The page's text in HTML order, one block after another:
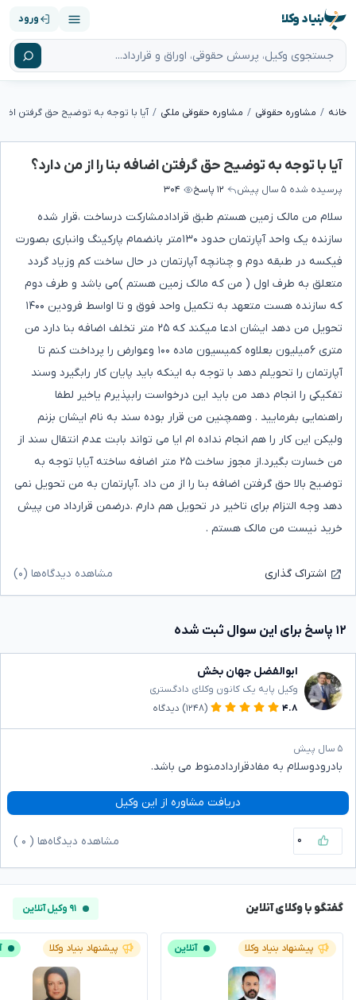
بنیاد وکلا ورود
خانه مشاوره حقوقی مشاوره حقوقی ملکی
آیا با توجه به توضیح حق گرفتن اضافه بنا را از من دارد؟
پرسیده شده ۵ سال پیش ۱۲ پاسخ ۳۰۴
سلام من مالک زمین هستم طبق قرادادمشارکت درساخت ،قرار شده
سازنده یک واحد آپارتمان حدود ۱۳۰متر بانضمام پارکینگ وانباری بصورت
فیکسه در طبقه دوم و چنانچه آپارتمان در حال ساخت کم وزیاد گردد
متعلق به طرف اول ( من که مالک زمین هستم )می باشد و طرف دوم
که سازنده هست متعهد به تکمیل واحد فوق و تا اواسط فرودین ۱۴۰۰
تحویل من دهد ایشان ادعا میکند که ۲۵ متر تخلف اضافه بنا دارد من
متری ۶میلیون بعلاوه کمیسیون ماده ۱۰۰ وعوارض را پرداخت کنم تا
آپارتمان را تحویلم دهد با توجه به اینکه باید پایان کار رابگیرد وسند
تفکیکی را انجام دهد من باید این درخواست رابپذیرم یاخیر لطفا
راهنمایی بفرمایید . وهمچنین من قرار بوده سند به نام ایشان بزنم
ولیکن این کار را هم انجام نداده ام ایا می تواند بابت عدم انتقال سند از
من خسارت بگیرد.از مجوز ساخت ۲۵ متر اضافه ساخته آیابا توجه به
توضیح بالا حق گرفتن اضافه بنا را از من داد .آپارتمان به من تحویل نمی
دهد وجه التزام برای تاخیر در تحویل هم دارم .درضمن قرارداد من پیش
خرید نیست من مالک هستم .
اشتراک گذاری مشاهده دیدگاه‌ها (۰)
۱۲ پاسخ برای این سوال ثبت شده
ابوالفضل جهان بخش
وکیل پایه یک کانون وکلای دادگستری
۴.۸
(۱۲۴۸) دیدگاه
۵ سال پیش
بادرودوسلام به مفادقراردادمنوط می باشد.
دریافت مشاوره از این وکیل
۰ مشاهده دیدگاه‌ها ( ۰
گفتگو با وکلای آنلاین ۹۱ وکیل آنلاین
پیشنهاد بنیاد وکلا آنلاین پیشنهاد بنیاد وکلا